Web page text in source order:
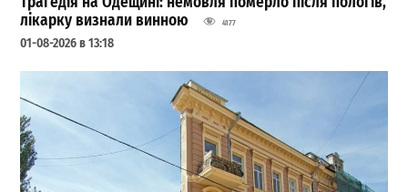
лікарку визнали винною
4177
01-08-2026 в 13:18